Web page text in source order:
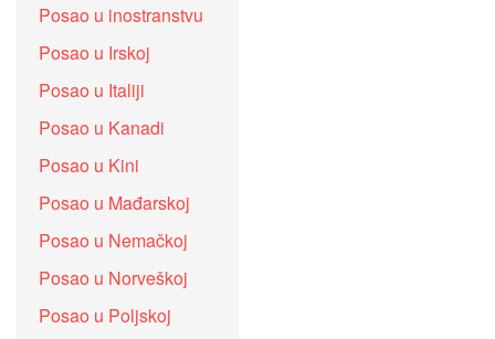
Posao u inostranstvu
Posao u Irskoj
Posao u Italiji
Posao u Kanadi
Posao u Kini
Posao u Mađarskoj
Posao u Nemačkoj
Posao u Norveškoj
Posao u Poljskoj